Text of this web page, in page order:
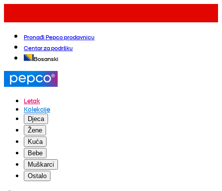
Pronađi Pepco prodavnicu
Centar za podršku
Bosanski
Letak
Kolekcije
Djeca
Žene
Kuća
Bebe
Muškarci
Ostalo